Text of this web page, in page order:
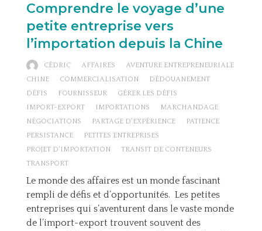
Comprendre le voyage d’une
petite entreprise vers
l’importation depuis la Chine
CÉDRIC AFFAIRES
AVENTURE ENTREPRENEURIALE
CHINE
COMMERCIALISATION
DÉDOUANEMENT
DÉFIS
FOURNISSEUR
GÉRER LES DÉFIS
IMPORT-EXPORT
IMPORTATIONS
MARCHANDAGE
NÉGOCIATIONS
PARTAGE D'EXPÉRIENCE
PATIENCE
PERSISTANCE
PETITES ENTREPRISES
PROJET D'IMPORTATION
TRANSIT DE CONTENEURS
TRANSPORT
Le monde des affaires est un monde fascinant
rempli de défis et d’opportunités. Les petites
entreprises qui s’aventurent dans le vaste monde
de l’import-export trouvent souvent des